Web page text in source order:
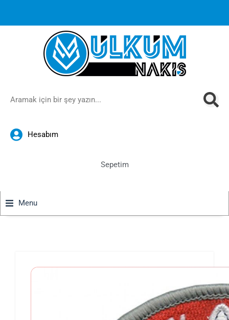
1000 TL ve üzeri siparişlerinizde ücretsiz kargoya ek
İndirimanında sepette!
Hesabım
Sepetim
Menu